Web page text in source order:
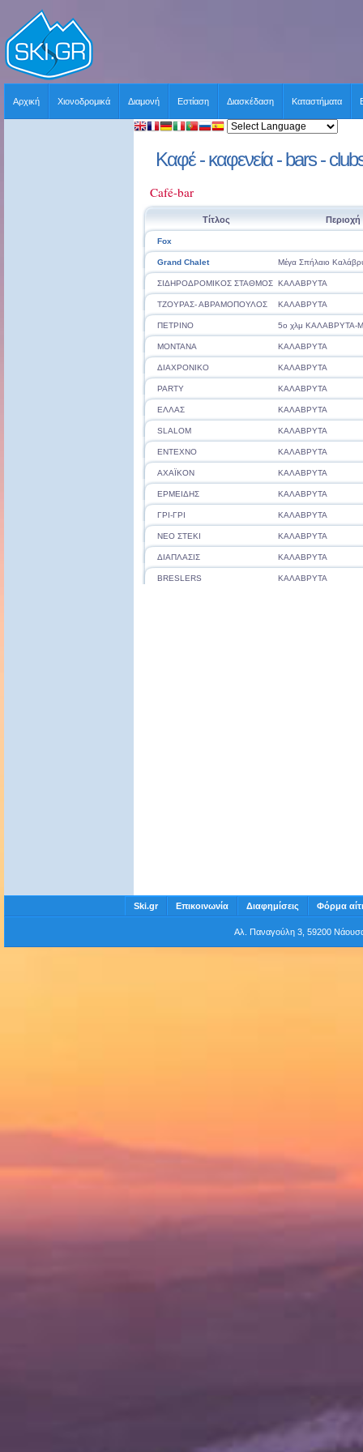
Αρχική Χιονοδρομικά Διαμονή Εστίαση Διασκέδαση Καταστήματα
Καφέ - καφενεία - bars -
Café-bar
Τίτλος Περιοχή
Fox
Grand Chalet Μέγα Σπήλαιο
ΣΙΔΗΡΟΔΡΟΜΙΚΟΣ ΣΤΑΘΜΟΣ ΚΑΛΑΒΡΥΤΑ
ΤΖΟΥΡΑΣ- ΑΒΡΑΜΟΠΟΥΛΟΣ ΚΑΛΑΒΡΥΤΑ
ΠΕΤΡΙΝΟ 5ο χλμ ΚΑΛΑΒΡΥΤΑ-
MONTANA ΚΑΛΑΒΡΥΤΑ
ΔΙΑΧΡΟΝΙΚΟ ΚΑΛΑΒΡΥΤΑ
PARTY ΚΑΛΑΒΡΥΤΑ
ΕΛΛΑΣ ΚΑΛΑΒΡΥΤΑ
SLALOM ΚΑΛΑΒΡΥΤΑ
ΕΝΤΕΧΝΟ ΚΑΛΑΒΡΥΤΑ
ΑΧΑΪΚΟΝ ΚΑΛΑΒΡΥΤΑ
ΕΡΜΕΙΔΗΣ ΚΑΛΑΒΡΥΤΑ
ΓΡΙ-ΓΡΙ ΚΑΛΑΒΡΥΤΑ
ΝΕΟ ΣΤΕΚΙ ΚΑΛΑΒΡΥΤΑ
ΔΙΑΠΛΑΣΙΣ ΚΑΛΑΒΡΥΤΑ
BRESLERS ΚΑΛΑΒΡΥΤΑ
Ski.gr Επικοινωνία Διαφημίσεις Φόρμα
Αλ. Παναγούλη 3, 59200